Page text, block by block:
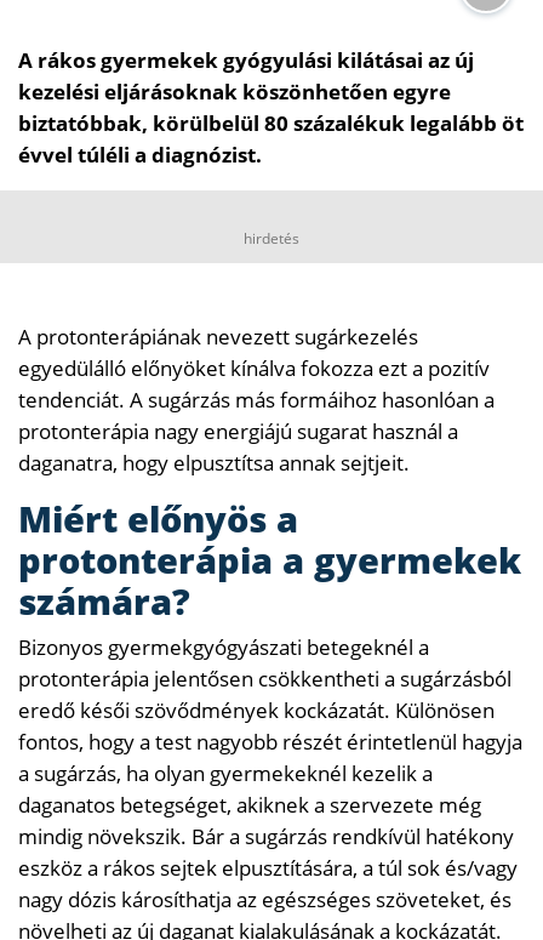
A rákos gyermekek gyógyulási kilátásai az új
kezelési eljárásoknak köszönhetően egyre
biztatóbbak, körülbelül 80 százalékuk legalább öt
évvel túléli a diagnózist.
hirdetés
A protonterápiának nevezett sugárkezelés
egyedülálló előnyöket kínálva fokozza ezt a pozitív
tendenciát. A sugárzás más formáihoz hasonlóan a
protonterápia nagy energiájú sugarat használ a
daganatra, hogy elpusztítsa annak sejtjeit.
Miért előnyös a
protonterápia a gyermekek
számára?
Bizonyos gyermekgyógyászati ​​betegeknél a
protonterápia jelentősen csökkentheti a sugárzásból
eredő késői szövődmények kockázatát. Különösen
fontos, hogy a test nagyobb részét érintetlenül hagyja
a sugárzás, ha olyan gyermekeknél kezelik a
daganatos betegséget, akiknek a szervezete még
mindig növekszik. Bár a sugárzás rendkívül hatékony
eszköz a rákos sejtek elpusztítására, a túl sok és/vagy
nagy dózis károsíthatja az egészséges szöveteket, és
növelheti az új daganat kialakulásának a kockázatát.